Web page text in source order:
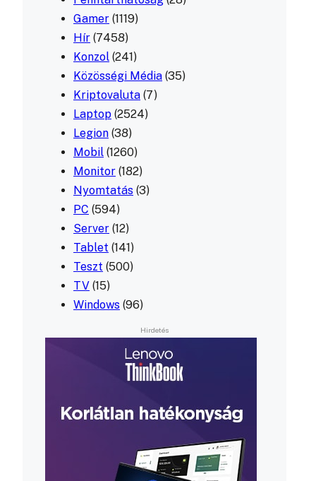
Gamer (1119)
Hír (7458)
Konzol (241)
Közösségi Média (35)
Kriptovaluta (7)
Laptop (2524)
Legion (38)
Mobil (1260)
Monitor (182)
Nyomtatás (3)
PC (594)
Server (12)
Tablet (141)
Teszt (500)
TV (15)
Windows (96)